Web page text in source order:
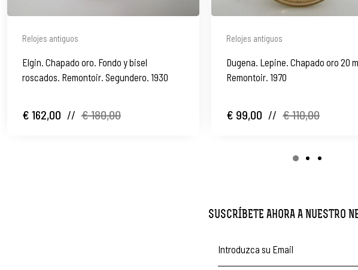
Relojes antiguos
Elgin. Chapado oro. Fondo y bisel
roscados. Remontoir. Segundero. 1930
€ 162,00 // € 180,00
Relojes antiguos
Dugena. Lepine. Chapado oro 20
Remontoir. 1970
€ 99,00 // € 110,00
SUSCRÍBETE AHORA A NUESTRO